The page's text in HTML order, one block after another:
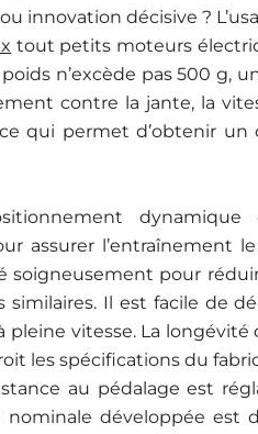
innovation décisive ?
tout petits moteurs
n’excède pas 500 g,
contre la jante, la
qui permet d’obtenir
assurer l’entraînement
soigneusement pour
similaires. Il est facile de
vitesse. La
les spécifications du
au pédalage est
nominale développée